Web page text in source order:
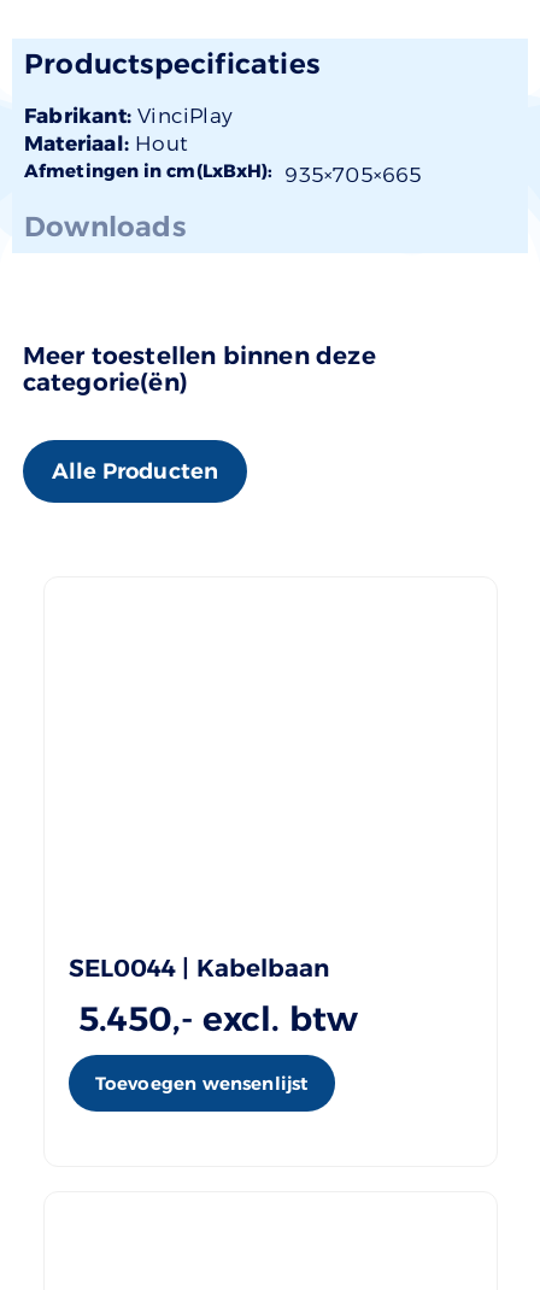
Productspecificaties
Fabrikant:VinciPlay
Materiaal: Hout
Afmetingen in cm(LxBxH): 935×705×665
Downloads
Meer toestellen binnen deze
categorie(ën)
Alle Producten
SEL0044 | Kabelbaan
5.450,- excl. btw
Toevoegen wensenlijst